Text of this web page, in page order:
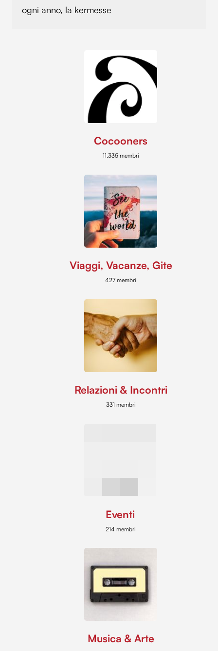
ogni anno, la kermesse
Cocooners
11.335 membri
Viaggi, Vacanze, Gite
427 membri
Relazioni & Incontri
331 membri
Eventi
214 membri
Musica & Arte